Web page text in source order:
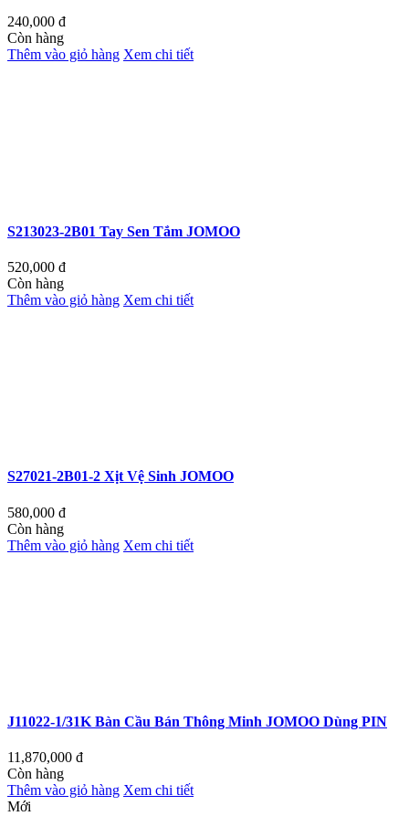
240,000 đ
Còn hàng
Thêm vào giỏ hàng Xem chi tiết
S213023-2B01 Tay Sen Tắm JOMOO
520,000 đ
Còn hàng
Thêm vào giỏ hàng Xem chi tiết
S27021-2B01-2 Xịt Vệ Sinh JOMOO
580,000 đ
Còn hàng
Thêm vào giỏ hàng Xem chi tiết
J11022-1/31K Bàn Cầu Bán Thông Minh JOMOO Dùng PIN
11,870,000 đ
Còn hàng
Thêm vào giỏ hàng Xem chi tiết
Mới